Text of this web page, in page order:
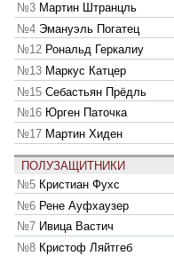
№3 Мартин Штранцль
№4 Эмануэль Погатец
№12 Рональд Геркалиу
№13 Маркус Катцер
№15 Себастьян Прёдль
№16 Юрген Паточка
№17 Мартин Хиден
ПОЛУЗАЩИТНИКИ
№5 Кристиан Фухс
№6 Рене Ауфхаузер
№7 Ивица Вастич
№8 Кристоф Ляйтгеб